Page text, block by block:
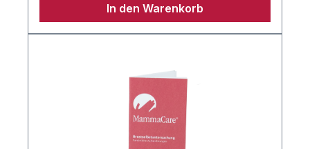
In den Warenkorb